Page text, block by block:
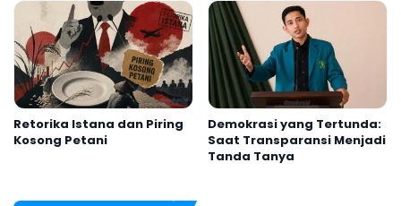
2026
Retorika Istana dan Piring
Kosong Petani
Demokrasi yang Tertunda:
Saat Transparansi Menjadi
Tanda Tanya